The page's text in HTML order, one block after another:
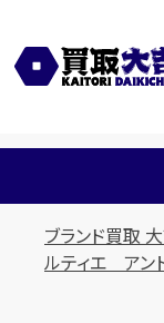
全国2200店舗以
吉」
ブランド買取
ルティエ アン